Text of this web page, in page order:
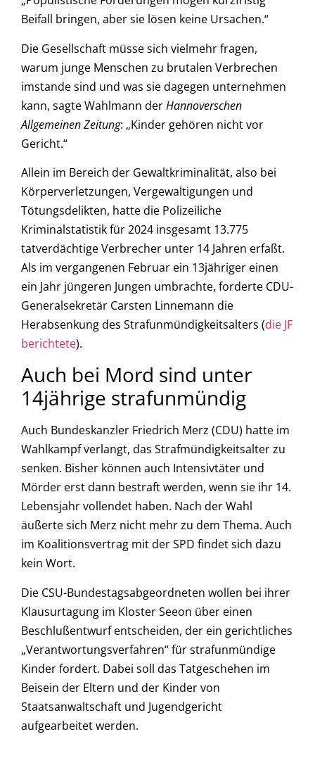
Beifall bringen, aber sie lösen keine Ursachen.“
Die Gesellschaft müsse sich vielmehr fragen,
warum junge Menschen zu brutalen Verbrechen
imstande sind und was sie dagegen unternehmen
kann, sagte Wahlmann derHannoverschen
Allgemeinen Zeitung: „Kinder gehören nicht vor
Gericht.“
Allein im Bereich der Gewaltkriminalität, also bei
Körperverletzungen, Vergewaltigungen und
Tötungsdelikten, hatte die Polizeiliche
Kriminalstatistik für 2024 insgesamt 13.775
tatverdächtige Verbrecher unter 14 Jahren erfaßt.
Als im vergangenen Februar ein 13jähriger einen
ein Jahr jüngeren Jungen umbrachte, forderte CDU-
Generalsekretär Carsten Linnemann die
Herabsenkung des Strafunmündigkeitsalters (die JF
berichtete).
Auch bei Mord sind unter
14jährige strafunmündig
Auch Bundeskanzler Friedrich Merz (CDU) hatte im
Wahlkampf verlangt, das Strafmündigkeitsalter zu
senken. Bisher können auch Intensivtäter und
Mörder erst dann bestraft werden, wenn sie ihr 14.
Lebensjahr vollendet haben. Nach der Wahl
äußerte sich Merz nicht mehr zu dem Thema. Auch
im Koalitionsvertrag mit der SPD findet sich dazu
kein Wort.
Die CSU-Bundestagsabgeordneten wollen bei ihrer
Klausurtagung im Kloster Seeon über einen
Beschlußentwurf entscheiden, der ein gerichtliches
„Verantwortungsverfahren“ für strafunmündige
Kinder fordert. Dabei soll das Tatgeschehen im
Beisein der Eltern und der Kinder von
Staatsanwaltschaft und Jugendgericht
aufgearbeitet werden.